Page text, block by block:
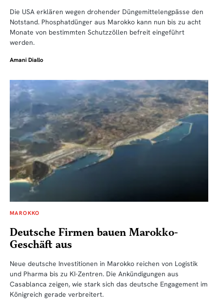
Die USA erklären wegen drohender Düngemittelengpässe den
Notstand. Phosphatdünger aus Marokko kann nun bis zu acht
Monate von bestimmten Schutzzöllen befreit eingeführt
werden.
Amani Diallo
MAROKKO
Deutsche Firmen bauen Marokko-
Geschäft aus
Neue deutsche Investitionen in Marokko reichen von Logistik
und Pharma bis zu KI-Zentren. Die Ankündigungen aus
Casablanca zeigen, wie stark sich das deutsche Engagement im
Königreich gerade verbreitert.